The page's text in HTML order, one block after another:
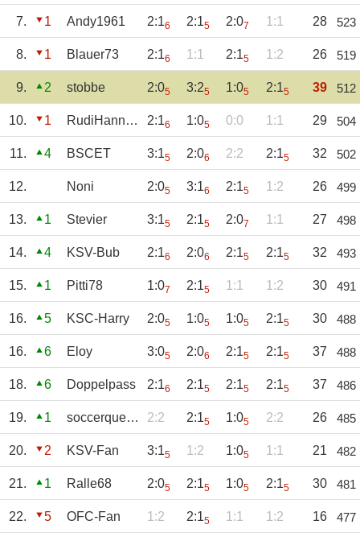
7. 1 Andy1961 2:16 2:15 2:07 1:1 28 523
8. 1 Blauer73 2:16 1:1 2:15 1:2 26 519
9. 2 stobbe 2:05 3:25 1:05 2:15 39 512
10. 1 RudiHannakampf 2:16 1:05 0:0 1:1 29 504
11. 4 BSCET 3:15 2:06 2:2 2:15 32 502
12. Noni 2:05 3:16 2:15 1:2 26 499
13. 1 Stevier 3:15 2:15 2:07 1:1 27 498
14. 4 KSV-Bub 2:16 2:06 2:15 2:15 32 493
15. 1 Pitti78 1:07 2:15 1:1 1:2 30 491
16. 5 KSC-Harry 2:05 1:05 1:05 2:15 30 488
16. 6 Eloy 3:05 2:06 2:15 2:15 37 488
18. 6 Doppelpass 2:16 2:15 2:15 2:15 37 486
19. 1 soccerqueen 2:2 2:15 1:05 2:2 26 485
20. 2 KSV-Fan 3:15 1:2 1:05 1:1 21 482
21. 1 Ralle68 2:05 2:15 1:05 2:15 30 481
22. 5 OFC-Fan 1:2 2:15 1:1 1:2 16 477